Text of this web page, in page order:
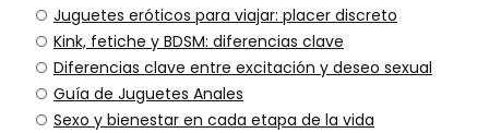
Juguetes eróticos para viajar: placer discreto
Kink, fetiche y BDSM: diferencias clave
Diferencias clave entre excitación y deseo sexual
Guía de Juguetes Anales
Sexo y bienestar en cada etapa de la vida